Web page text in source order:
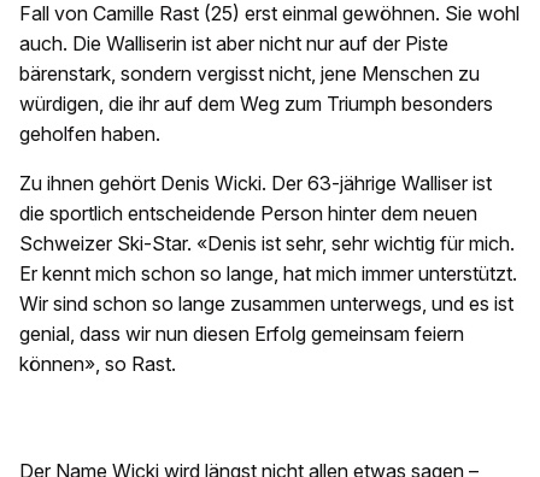
Fall von Camille Rast (25) erst einmal gewöhnen. Sie wohl
auch. Die Walliserin ist aber nicht nur auf der Piste
bärenstark, sondern vergisst nicht, jene Menschen zu
würdigen, die ihr auf dem Weg zum Triumph besonders
geholfen haben.
Zu ihnen gehört Denis Wicki. Der 63-jährige Walliser ist
die sportlich entscheidende Person hinter dem neuen
Schweizer Ski-Star. «Denis ist sehr, sehr wichtig für mich.
Er kennt mich schon so lange, hat mich immer unterstützt.
Wir sind schon so lange zusammen unterwegs, und es ist
genial, dass wir nun diesen Erfolg gemeinsam feiern
können», so Rast.
Der Name Wicki wird längst nicht allen etwas sagen –